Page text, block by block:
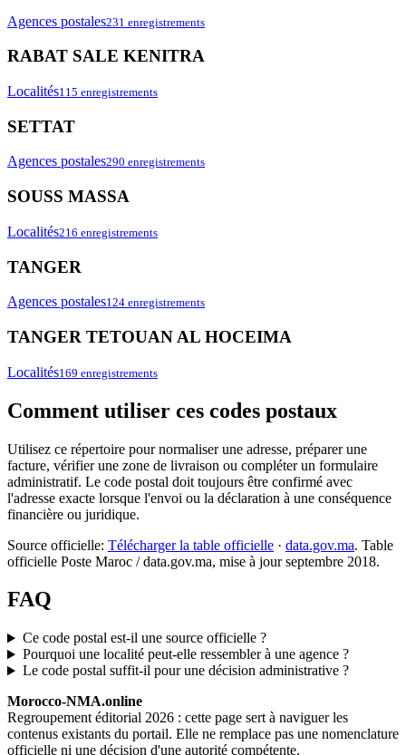
Agences postales231 enregistrements
RABAT SALE KENITRA
Localités115 enregistrements
SETTAT
Agences postales290 enregistrements
SOUSS MASSA
Localités216 enregistrements
TANGER
Agences postales124 enregistrements
TANGER TETOUAN AL HOCEIMA
Localités169 enregistrements
Comment utiliser ces codes postaux
Utilisez ce répertoire pour normaliser une adresse, préparer une
facture, vérifier une zone de livraison ou compléter un formulaire
administratif. Le code postal doit toujours être confirmé avec
l'adresse exacte lorsque l'envoi ou la déclaration à une conséquence
financière ou juridique.
Source officielle: Télécharger la table officielle · data.gov.ma. Table
officielle Poste Maroc / data.gov.ma, mise à jour septembre 2018.
FAQ
Ce code postal est-il une source officielle ?
Pourquoi une localité peut-elle ressembler à une agence ?
Le code postal suffit-il pour une décision administrative ?
Morocco-NMA.online
Regroupement éditorial 2026 : cette page sert à naviguer les
contenus existants du portail. Elle ne remplace pas une nomenclature
officielle ni une décision d'une autorité compétente.